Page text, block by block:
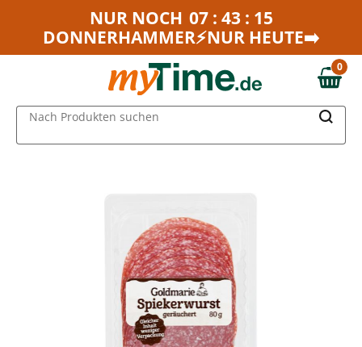
Zum Hauptinhalt springen
Zur Navigation springen
NUR NOCH 07 : 43 : 15
DONNERHAMMER⚡NUR HEUTE➡️
0,00 €
0
Nach Produkten suchen